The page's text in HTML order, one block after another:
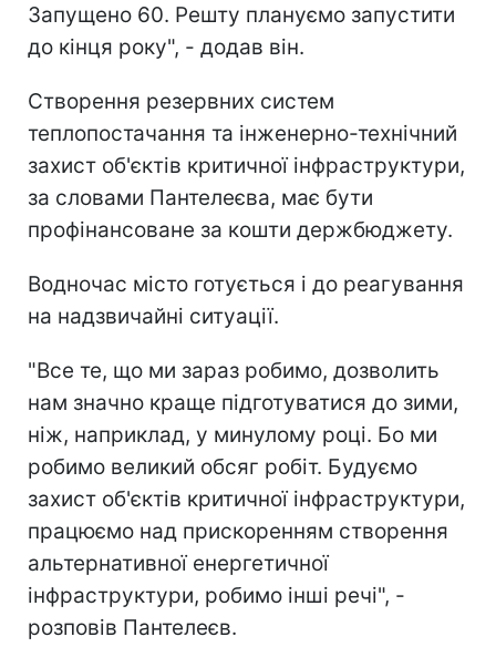
Запущено 60. Решту плануємо запустити
до кінця року", - додав він.
Створення резервних систем
теплопостачання та інженерно-технічний
захист об'єктів критичної інфраструктури,
за словами Пантелеєва, має бути
профінансоване за кошти держбюджету.
Водночас місто готується і до реагування
на надзвичайні ситуації.
"Все те, що ми зараз робимо, дозволить
нам значно краще підготуватися до зими,
ніж, наприклад, у минулому році. Бо ми
робимо великий обсяг робіт. Будуємо
захист об'єктів критичної інфраструктури,
працюємо над прискоренням створення
альтернативної енергетичної
інфраструктури, робимо інші речі", -
розповів Пантелеєв.